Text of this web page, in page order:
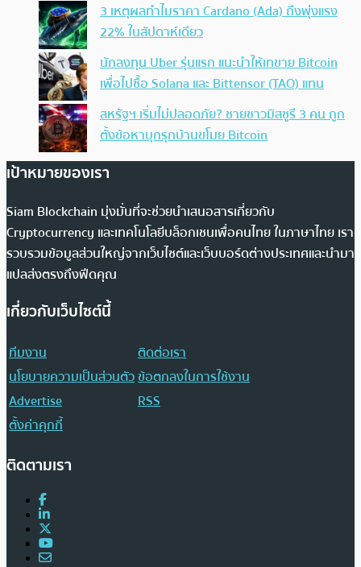
3 เหตุผลทำไมราคา Cardano (Ada) ถึงพุ่งแรง
22% ในสัปดาห์เดียว
นักลงทุน Uber รุ่นแรก แนะนำให้เทขาย Bitcoin
เพื่อไปซื้อ Solana และ Bittensor (TAO) แทน
สหรัฐฯ เริ่มไม่ปลอดภัย? ชายชาวมิสซูรี 3 คน ถูก
ตั้งข้อหาบุกรุกบ้านขโมย Bitcoin
เป้าหมายของเรา
Siam Blockchain มุ่งมั่นที่จะช่วยนำเสนอสารเกี่ยวกับ
Cryptocurrency และเทคโนโลยีบล็อกเชนเพื่อคนไทย ในภาษาไทย เรา
รวบรวมข้อมูลส่วนใหญ่จากเว็บไซต์และเว็บบอร์ดต่างประเทศและนำมา
แปลส่งตรงถึงฟีดคุณ
เกี่ยวกับเว็บไซต์นี้
ทีมงาน
ติดต่อเรา
นโยบายความเป็นส่วนตัวข้อตกลงในการใช้งาน
Advertise
RSS
ตั้งค่าคุกกี้
ติดตามเรา